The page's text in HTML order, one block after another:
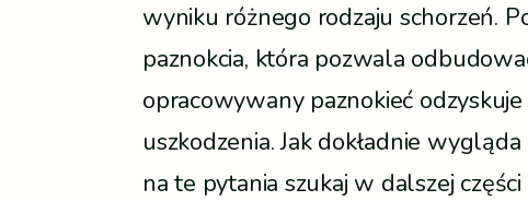
wyniku różnego rodzaju schorzeń.
paznokcia, która pozwala
opracowywany paznokieć
uszkodzenia. Jak dokładnie
na te pytania szukaj w dalszej